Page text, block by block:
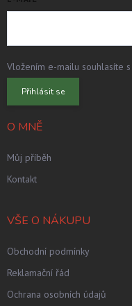
Vložením e-mailu souhlasíte s
Přihlásit se
O MNĚ
Můj příběh
Kontakt
VŠE O NÁKUPU
Obchodní podmínky
Reklamační řád
Ochrana osobních údajů